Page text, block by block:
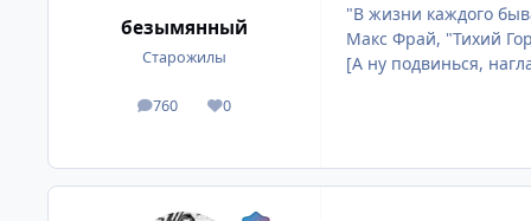
безымянный
Старожилы
760
посты 0
Репутация
"В жизни каждого
Макс Фрай, "Тихий
[А ну подвинься,